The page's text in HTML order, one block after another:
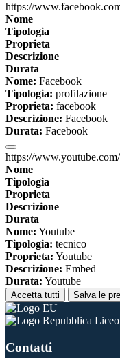
https://
Nome
Tipologia
Proprieta
Descrizione
Durata
Nome: Facebook
Tipologia: profilazione
Proprieta: facebook
Descrizione: Facebook
Durata: Facebook
https://www.youtube.com/
Nome
Tipologia
Proprieta
Descrizione
Durata
Nome: Youtube
Tipologia: tecnico
Proprieta: Youtube
Descrizione: Embed
Durata: Youtube
Accetta tutti Salva le
Contatti